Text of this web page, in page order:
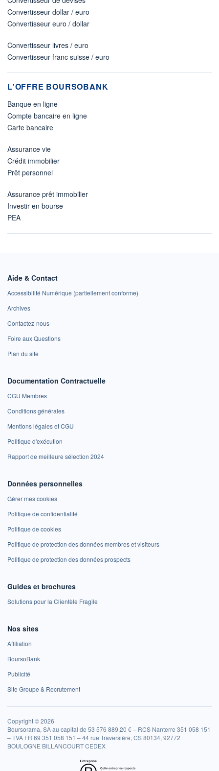
Convertisseur dollar / euro
Convertisseur euro / dollar
Convertisseur livres / euro
Convertisseur franc suisse / euro
L'OFFRE BOURSOBANK
Banque en ligne
Compte bancaire en ligne
Carte bancaire
Assurance vie
Crédit immobilier
Prêt personnel
Assurance prêt immobilier
Investir en bourse
PEA
Aide & Contact
Accessibilité Numérique (partiellement conforme)
Archives
Contactez-nous
Foire aux Questions
Plan du site
Documentation Contractuelle
CGU Membres
Conditions générales
Mentions légales et CGU
Politique d'exécution
Rapport de meilleure sélection 2024
Données personnelles
Gérer mes cookies
Politique de confidentialité
Politique de cookies
Politique de protection des données membres et visiteurs
Politique de protection des données prospects
Guides et brochures
Solutions pour la Clientèle Fragile
Nos sites
Affiliation
BoursoBank
Publicité
Site Groupe & Recrutement
Copyright © 2026
Boursorama, SA au capital de 53 576 889,20 € – RCS Nanterre 351 058 151
– TVA FR 69 351 058 151 – 44 rue Traversière, CS 80134, 92772
BOULOGNE BILLANCOURT CEDEX